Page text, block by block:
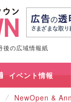
後の広域情報紙
イベント情報
NewOpen &